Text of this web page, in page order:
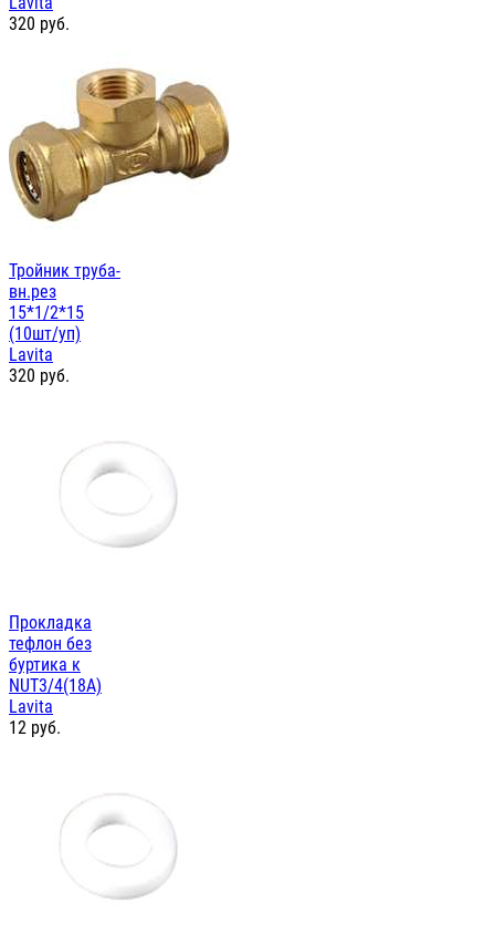
320 руб.
Тройник труба-
вн.рез
15*1/2*15
(10шт/уп)
Lavita
320 руб.
Прокладка
тефлон без
буртика к
NUT3/4(18А)
Lavita
12 руб.